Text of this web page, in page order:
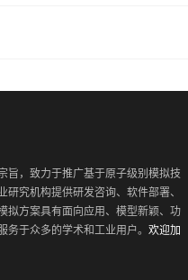
旨，致力于推广基于原子级别模拟技
究机构提供研发咨询、软件部署、
拟方案具有面向应用、模型新颖、功
于众多的学术和工业用户。 欢迎加